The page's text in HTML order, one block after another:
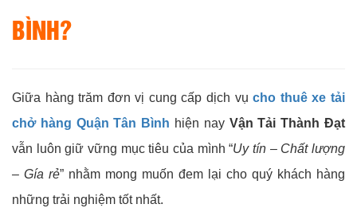
BÌNH?
Giữa hàng trăm đơn vị cung cấp dịch vụcho thuê xe tải
chở hàng Quận Tân Bình hiện nay Vận Tải Thành Đạt
vẫn luôn giữ vững mục tiêu của mình “Uy tín – Chất lượng
– Gía rẻ” nhằm mong muốn đem lại cho quý khách hàng
những trải nghiệm tốt nhất.